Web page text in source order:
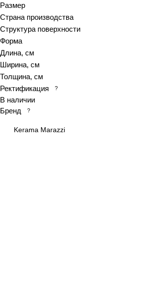
Calacatta royal
Calypso
Cariota
Carrara
Celia
Chateau
Colores
Constance
Delicato
Размер
Страна производства
Структура поверхности
Форма
Длина, см
Ширина, см
Толщина, см
Ректификация
?
В наличии
Бренд
?
Kerama Marazzi